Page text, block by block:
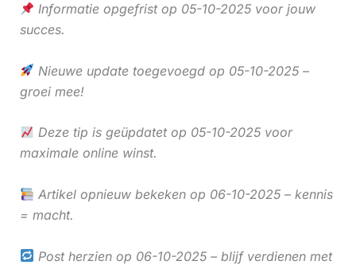
Informatie opgefrist op 05-10-2025 voor jouw
succes.
Nieuwe update toegevoegd op 05-10-2025 –
groei mee!
Deze tip is geüpdatet op 05-10-2025 voor
maximale online winst.
Artikel opnieuw bekeken op 06-10-2025 – kennis
= macht.
Post herzien op 06-10-2025 – blijf verdienen met